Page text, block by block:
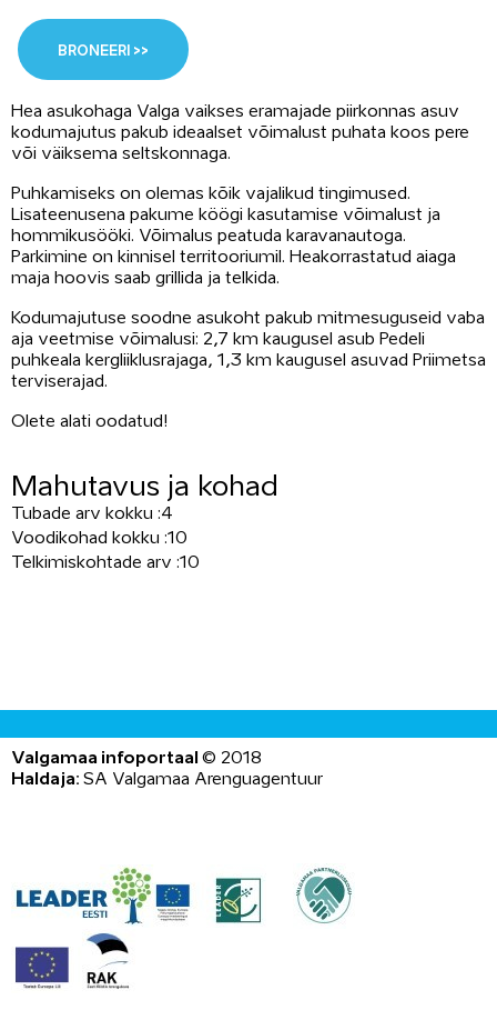
BRONEERI >>
Hea asukohaga Valga vaikses eramajade piirkonnas asuv
kodumajutus pakub ideaalset võimalust puhata koos pere
või väiksema seltskonnaga.
Puhkamiseks on olemas kõik vajalikud tingimused.
Lisateenusena pakume köögi kasutamise võimalust ja
hommikusööki. Võimalus peatuda karavanautoga.
Parkimine on kinnisel territooriumil. Heakorrastatud aiaga
maja hoovis saab grillida ja telkida.
Kodumajutuse soodne asukoht pakub mitmesuguseid vaba
aja veetmise võimalusi: 2,7 km kaugusel asub Pedeli
puhkeala kergliiklusrajaga, 1,3 km kaugusel asuvad Priimetsa
terviserajad.
Olete alati oodatud!
Mahutavus ja kohad
Tubade arv kokku :4
Voodikohad kokku :10
Telkimiskohtade arv :10
Valgamaa infoportaal © 2018
Haldaja: SA Valgamaa Arenguagentuur